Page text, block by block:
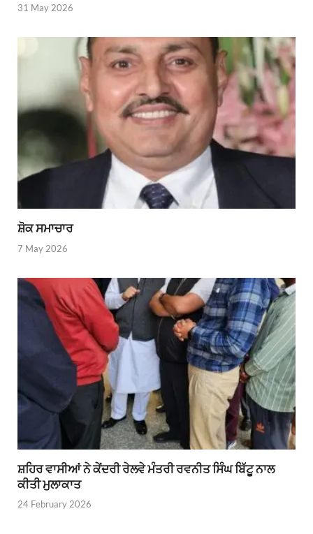
31 May 2026
ਸ਼ੋਕ ਸਮਾਚਾਰ
7 May 2026
ਸ਼ਹਿਰ ਵਾਸੀਆਂ ਨੇ ਕੇਂਦਰੀ ਰੇਲਵੇ ਮੰਤਰੀ ਰਵਨੀਤ ਸਿੰਘ ਬਿੱਟੂ ਨਾਲ
ਕੀਤੀ ਮੁਲਾਕਾਤ
24 February 2026